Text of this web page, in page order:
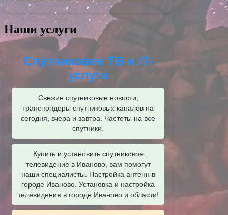
Наши услуги
Спутниковое ТВ и IT-
услуги
Свежие спутниковые новости,
транспондеры спутниковых каналов на
сегодня, вчера и завтра. Частоты на все
спутники.
Купить и установить спутниковое
телевидение в Иваново, вам помогут
наши специалисты. Настройка антенн в
городе Иваново. Установка и настройка
телевидения в городе Иваново и области!